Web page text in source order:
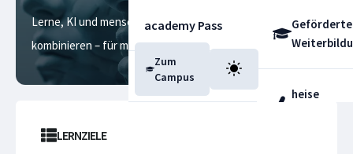
Geförderte
heise
academy Pass
Blog
Zum
Campus
Lerne, KI und menschliche Intelligenz optimal zu
kombinieren – für mehr Innovation und Nachhaltigkeit
LERNZIELE